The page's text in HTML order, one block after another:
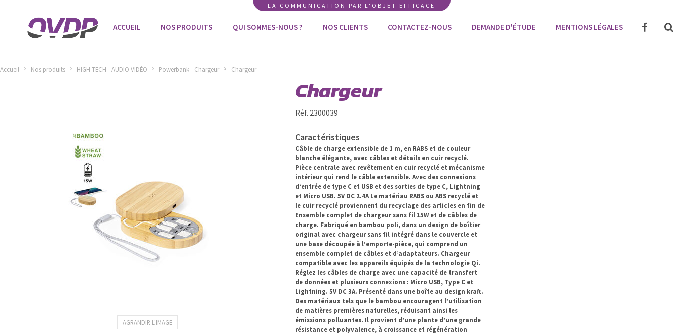
LA COMMUNICATION PAR L'OBJET EFFICACE
ACCUEIL NOS PRODUITS QUI SOMMES-NOUS ? NOS CLIENTS CONTACTEZ-NOUS DEMANDE D'ÉTUDE MENTIONS LÉGALES
Accueil Nos produits HIGH TECH - AUDIO VIDÉO Powerbank - Chargeur Chargeur
AGRANDIR L'IMAGE
Chargeur
Réf. 2300039
Caractéristiques
Câble de charge extensible de 1 m, en RABS et de couleur
blanche élégante, avec câbles et détails en cuir recyclé.
Pièce centrale avec revêtement en cuir recyclé et mécanisme
intérieur qui rend le câble extensible. Avec des connexions
d’entrée de type C et USB et des sorties de type C, Lightning
et Micro USB. 5V DC 2.4A Le matériau RABS ou ABS recyclé et
le cuir recyclé proviennent du recyclage des articles en fin de
Ensemble complet de chargeur sans fil 15W et de câbles de
charge. Fabriqué en bambou poli, dans un design de boîtier
original avec chargeur sans fil intégré dans le couvercle et
une base découpée à l’emporte-pièce, qui comprend un
ensemble complet de câbles et d’adaptateurs. Chargeur
compatible avec les appareils équipés de la technologie Qi.
Réglez les câbles de charge avec une capacité de transfert
de données et plusieurs connexions : Micro USB, Type C et
Lightning. 5V DC 3A. Présenté dans une boîte au design kraft.
Des matériaux tels que le bambou encouragent l’utilisation
de matières premières naturelles, réduisant ainsi les
émissions polluantes. Il provient d’une plante d’une grande
résistance et polyvalence, à croissance et régénération